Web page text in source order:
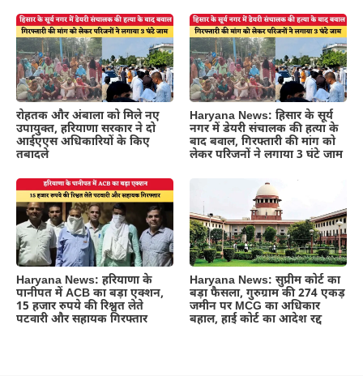
रोहतक और अंबाला को मिले नए
उपायुक्त, हरियाणा सरकार ने दो
आईएएस अधिकारियों के किए
तबादले
Haryana News: हिसार के सूर्य
नगर में डेयरी संचालक की हत्या के
बाद बवाल, गिरफ्तारी की मांग को
लेकर परिजनों ने लगाया 3 घंटे जाम
Haryana News: हरियाणा के
पानीपत में ACB का बड़ा एक्शन,
15 हजार रुपये की रिश्वत लेते
पटवारी और सहायक गिरफ्तार
Haryana News: सुप्रीम कोर्ट का
बड़ा फैसला, गुरुग्राम की 274 एकड़
जमीन पर MCG का अधिकार
बहाल, हाई कोर्ट का आदेश रद्द